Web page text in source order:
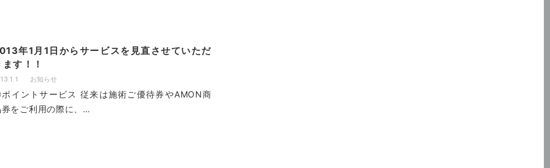
年1月1日からサービスを見直させていただ
す！！
お知らせ
イントサービス 従来は施術ご優待券やAMON商
券をご利用の際に、…